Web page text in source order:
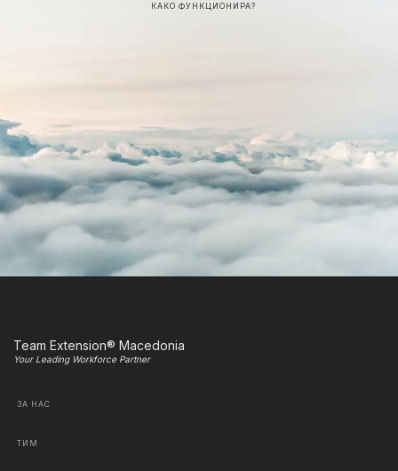
КАКО ФУНКЦИОНИРА?
Team Extension® Macedonia
Your Leading Workforce Partner
ЗА НАС
ТИМ